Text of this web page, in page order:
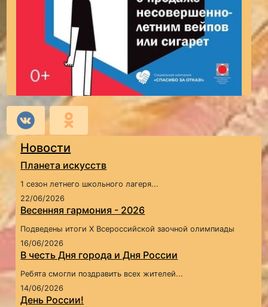
Новости
Планета искусств
1 сезон летнего школьного лагеря...
22/06/2026
Весенняя гармония - 2026
Подведены итоги X Всероссийской заочной олимпиады
16/06/2026
В честь Дня города и Дня России
Ребята смогли поздравить всех жителей...
14/06/2026
День России!